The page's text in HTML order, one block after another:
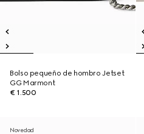
Bolso pequeño de hombro Jetset
GG Marmont
€ 1.500
Novedad